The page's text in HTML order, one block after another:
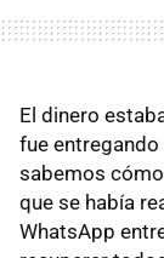
El dinero
fue
sabemos
que se había
WhatsApp